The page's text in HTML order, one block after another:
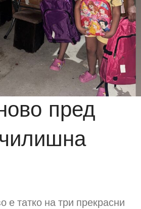
пред
е татко на три прекрасни